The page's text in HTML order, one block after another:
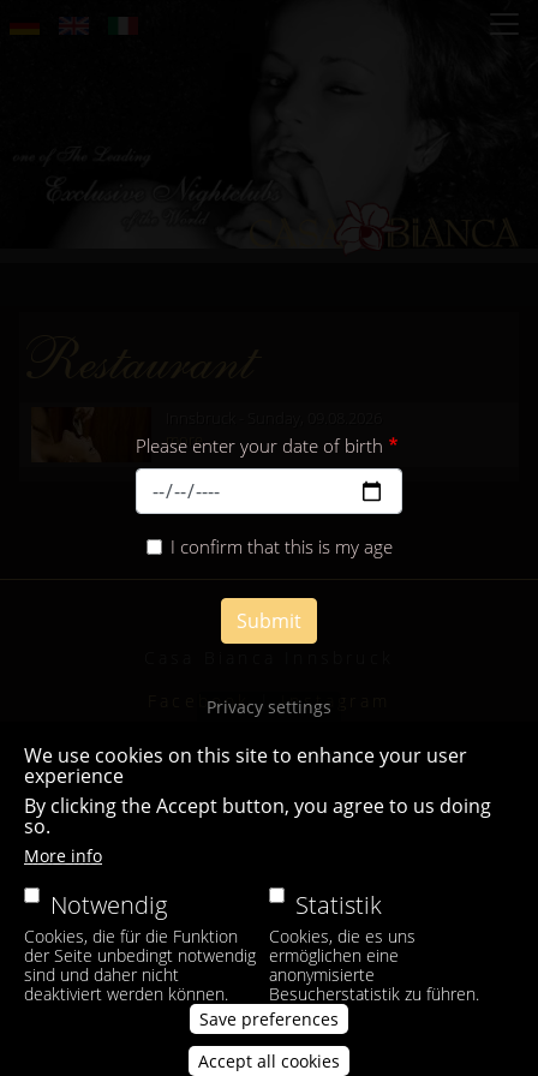
Please enter your date of birth
I confirm that this is my age
Submit
more...
Facebook|Instagram
Privacy settings
We use cookies on this site to enhance your user
experience
By clicking the Accept button, you agree to us doing
so.
More info
Notwendig
Cookies, die für die Funktion
der Seite unbedingt notwendig
sind und daher nicht
deaktiviert werden können.
Statistik
Cookies, die es uns
ermöglichen eine
anonymisierte
Besucherstatistik zu führen.
Save preferences
Accept all cookies